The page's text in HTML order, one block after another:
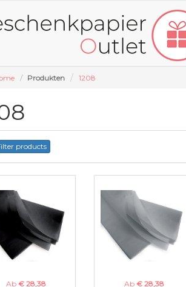
Produkten 1208
products
Ab € 28,38
Ab € 28,38